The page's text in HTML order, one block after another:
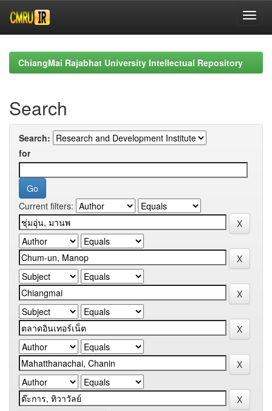
navigationChiangMai Rajabhat University Intellectual Repository
Search
Search:
for
Current filters: